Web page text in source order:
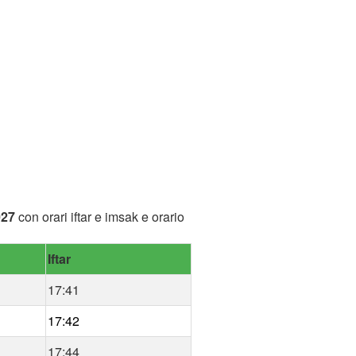
con orari iftar e imsak e orario
Iftar
17:41
17:42
17:44